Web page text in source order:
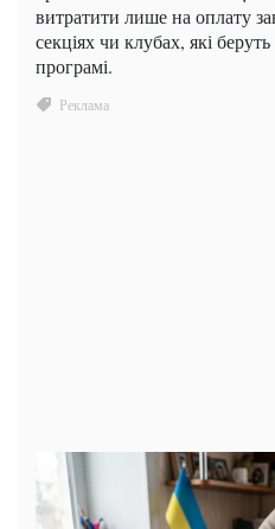
витратити лише на оплату
секціях чи клубах, які
програмі.